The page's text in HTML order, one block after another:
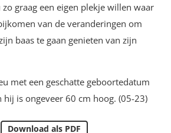
graag een eigen plekje willen waar
van de veranderingen om
baas te gaan genieten van zijn
met een geschatte geboortedatum
is ongeveer 60 cm hoog. (05-23)
Download als PDF